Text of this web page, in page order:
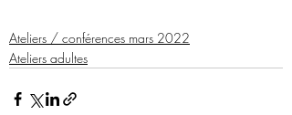
Ateliers / conférences mars 2022
Ateliers adultes